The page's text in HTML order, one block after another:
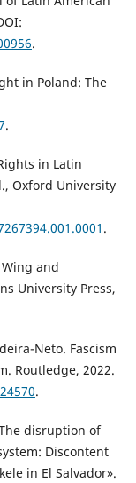
.
in Poland: The
.
in Latin
Oxford University
.
and
University Press,
Neto. Fascism
Routledge, 2022.
.
disruption of
Discontent
in El Salvador».